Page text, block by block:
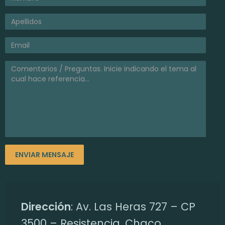
a
l
Dirección: Av. Las Heras 727 – CP